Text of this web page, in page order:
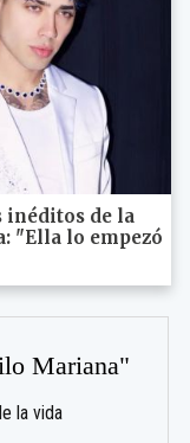
inéditos de la
"Ella lo empezó
Mariana"
la vida